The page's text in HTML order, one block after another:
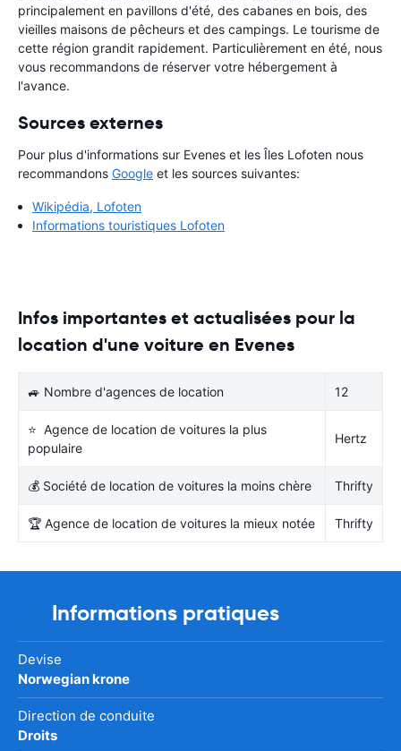
principalement en pavillons d'été, des cabanes en bois, des
vieilles maisons de pêcheurs et des campings. Le tourisme de
cette région grandit rapidement. Particulièrement en été, nous
vous recommandons de réserver votre hébergement à
l'avance.
Sources externes
Pour plus d'informations sur Evenes et les Îles Lofoten nous
recommandons Google et les sources suivantes:
Wikipédia, Lofoten
Informations touristiques Lofoten
Infos importantes et actualisées pour la
location d'une voiture en Evenes
🚙 Nombre d'agences de location 12
⭐ Agence de location de voitures la plus
populaire
Hertz
💰 Société de location de voitures la moins chère Thrifty
🏆 Agence de location de voitures la mieux notée Thrifty
Informations pratiques
Devise
Norwegian krone
Direction de conduite
Droits